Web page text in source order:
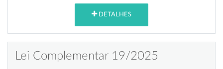
DETALHES
Lei Complementar 19/2025